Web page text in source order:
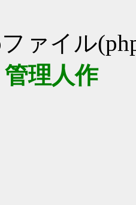
ァイル
管理人作